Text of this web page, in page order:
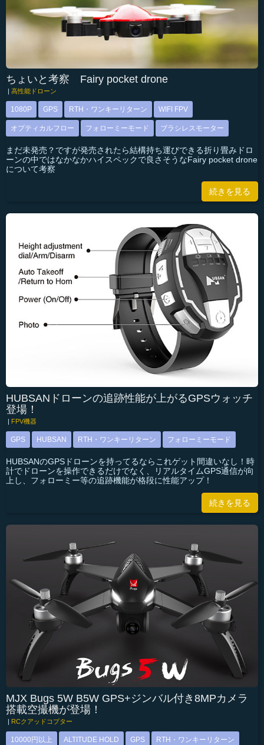
ちょいと考察 Fairy pocket drone
高性能ドローン
1080P GPS RTH・ワンキーリターン WIFI FPV
オプティカルフロー フォローミーモード ブラシレスモーター
まだ未発売？ですが発売されたら結構持ち運びできる折り畳みドロ
ーンの中ではなかなかハイスペックで良さそうなFairy pocket drone
について考察
続きを見る
HUBSANドローンの追跡性能が上がるGPSウォッチ
登場！
| FPV機器
GPS HUBSAN RTH・ワンキーリターン フォローミーモード
HUBSANのGPSドローンを持ってるならこれゲット間違いなし！時
計でドローンを操作できるだけでなく、リアルタイムGPS通信が向
上し、フォローミー等の追跡機能が格段に性能アップ！
続きを見る
MJX Bugs 5W B5W GPS+ジンバル付き8MPカメラ
搭載空撮機が登場！
| RCクアッドコプター
10000円以上 ALTITUDE HOLD GPS RTH・ワンキーリターン